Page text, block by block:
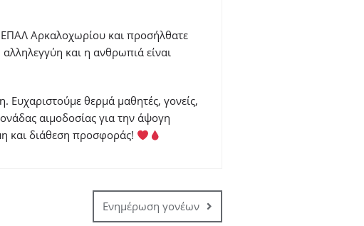
Αρκαλοχωρίου και προσήλθατε
και η ανθρωπιά είναι
Ευχαριστούμε θερμά μαθητές, γονείς,
αιμοδοσίας για την άψογη
και διάθεση προσφοράς!
Ενημέρωση γονέων